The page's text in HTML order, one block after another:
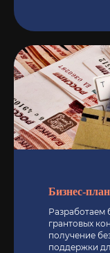
Бизнес-
Разработаем
грантовых
получение
поддержки